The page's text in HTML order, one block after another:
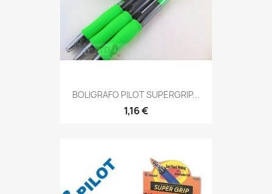
BOLIGRAFO PILOT SUPERGRIP...
1,16 €